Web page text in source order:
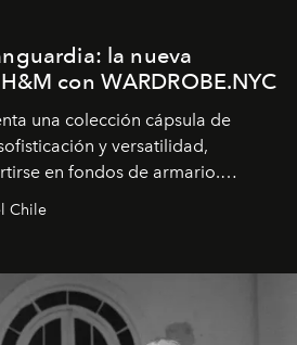
la nueva
con WARDROBE.NYC
una colección cápsula de
y versatilidad,
en fondos de armario.
el 6 de agosto.
Chile